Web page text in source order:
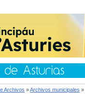
Archivos »Archivos municipales »